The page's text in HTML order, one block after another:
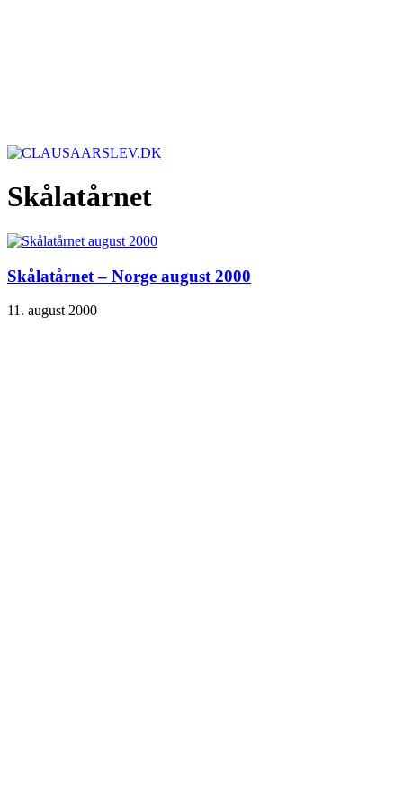
Skålatårnet
Skålatårnet – Norge august 2000
11. august 2000